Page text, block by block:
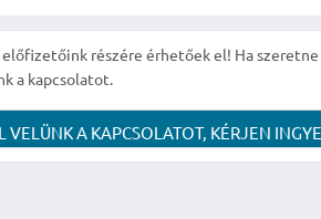
előfizetőink részére érhetőek el! Ha
a kapcsolatot.
VELÜNK A KAPCSOLATOT, KÉRJEN